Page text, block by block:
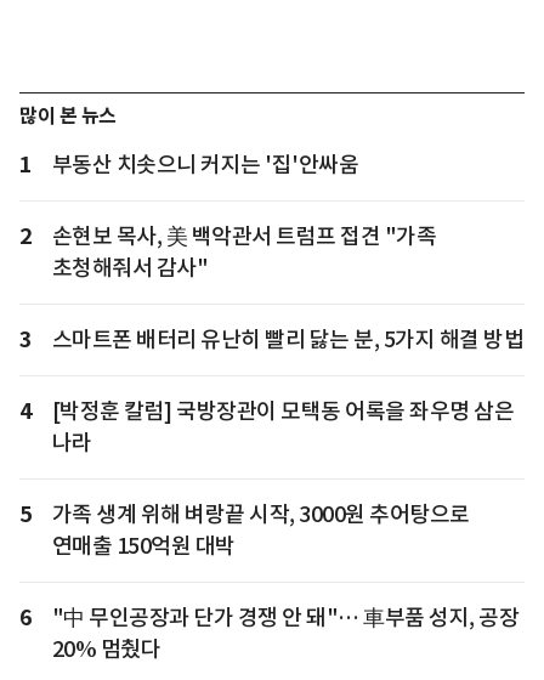
많이 본 뉴스
1 부동산 치솟으니 커지는 '집'안싸움
2
손현보 목사, 美 백악관서 트럼프 접견 "가족
초청해줘서 감사"
3 스마트폰 배터리 유난히 빨리 닳는 분, 5가지 해결 방법
4
[박정훈 칼럼] 국방장관이 모택동 어록을 좌우명 삼은
나라
5
가족 생계 위해 벼랑끝 시작, 3000원 추어탕으로
연매출 150억원 대박
6
"中 무인공장과 단가 경쟁 안 돼"… 車부품 성지, 공장
20% 멈췄다